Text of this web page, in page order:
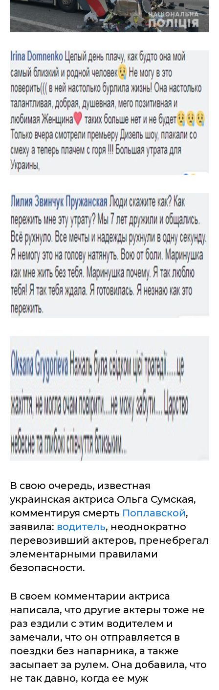
В свою очередь, известная
украинская актриса Ольга Сумская,
комментируя смерть Поплавской,
заявила: водитель, неоднократно
перевозивший актеров, пренебрегал
элементарными правилами
безопасности.
В своем комментарии актриса
написала, что другие актеры тоже не
раз ездили с этим водителем и
замечали, что он отправляется в
поездки без напарника, а также
засыпает за рулем. Она добавила, что
не так давно, когда ее муж